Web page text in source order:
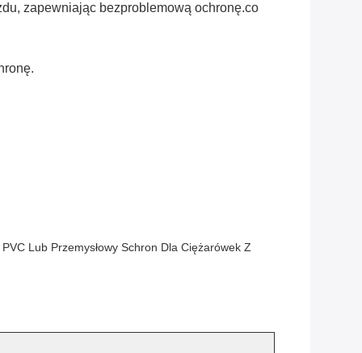
zapewniając bezproblemową ochronę.co
Lub Przemysłowy Schron Dla Ciężarówek Z